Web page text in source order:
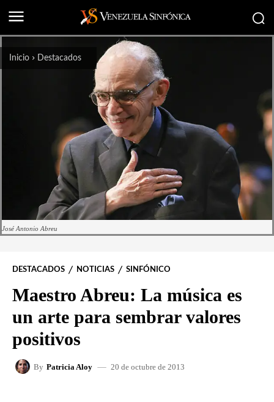
Inicio Destacados
José Antonio Abreu
DESTACADOS NOTICIAS SINFÓNICO
Maestro Abreu: La música es
un arte para sembrar valores
positivos
By Patricia Aloy 20 de octubre de 2013